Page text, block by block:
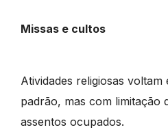
Missas e cultos
Atividades religiosas voltam
padrão, mas com limitação
assentos ocupados.